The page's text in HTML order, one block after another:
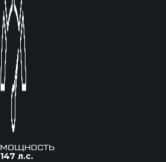
мощность
147 л.с.